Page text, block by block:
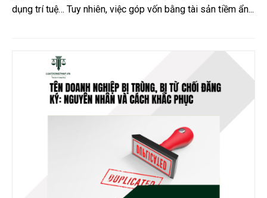
dụng trí tuệ… Tuy nhiên, việc góp vốn bằng tài sản tiềm ẩn...